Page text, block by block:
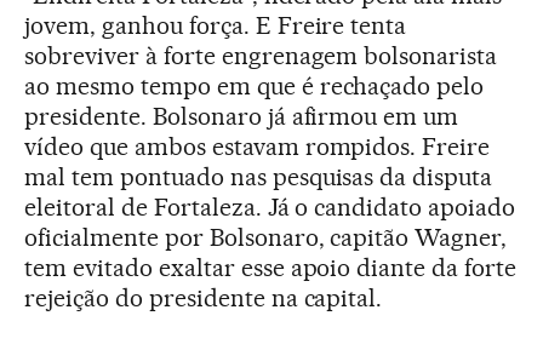
jovem, ganhou força. E Freire tenta
sobreviver à forte engrenagem bolsonarista
ao mesmo tempo em que é rechaçado pelo
presidente. Bolsonaro já afirmou em um
vídeo que ambos estavam rompidos. Freire
mal tem pontuado nas pesquisas da disputa
eleitoral de Fortaleza. Já o candidato apoiado
oficialmente por Bolsonaro, capitão Wagner,
tem evitado exaltar esse apoio diante da forte
rejeição do presidente na capital.